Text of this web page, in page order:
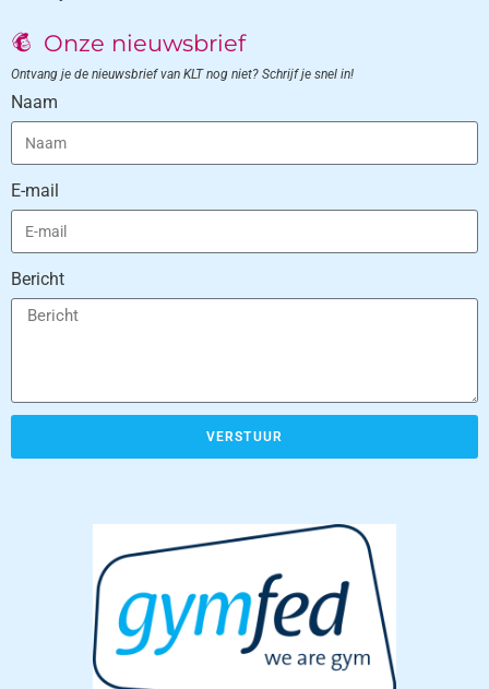
Onze nieuwsbrief
Ontvang je de nieuwsbrief van KLT nog niet? Schrijf je snel in!
Naam
E-mail
Bericht
VERSTUUR